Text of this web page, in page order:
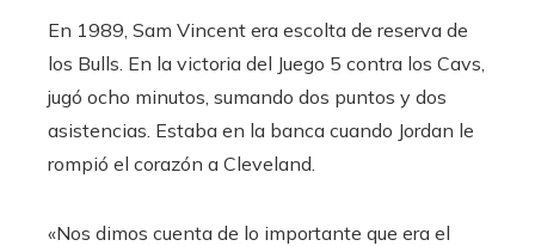
En 1989, Sam Vincent era escolta de reserva de
los Bulls. En la victoria del Juego 5 contra los Cavs,
jugó ocho minutos, sumando dos puntos y dos
asistencias. Estaba en la banca cuando Jordan le
rompió el corazón a Cleveland.
«Nos dimos cuenta de lo importante que era el